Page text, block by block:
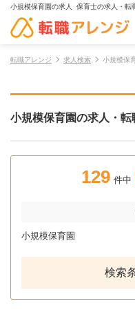
小規模保育園の求人 保育士の求人・転
転職アレンジ 求人検索 小規模保
小規模保育園の求人・転
129 件中
小規模保育園
検索